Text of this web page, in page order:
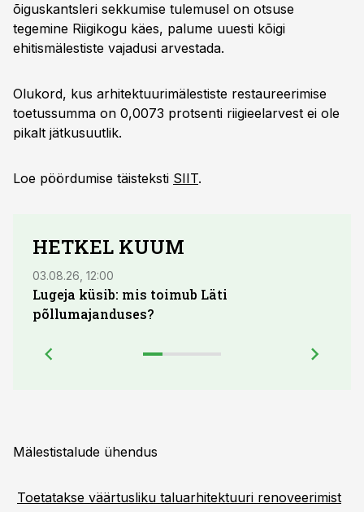
õiguskantsleri sekkumise tulemusel on otsuse
tegemine Riigikogu käes, palume uuesti kõigi
ehitismälestiste vajadusi arvestada.
Olukord, kus arhitektuurimälestiste restaureerimise
toetussumma on 0,0073 protsenti riigieelarvest ei ole
pikalt jätkusuutlik.
Loe pöördumise täisteksti SIIT.
HETKEL KUUM
03.08.26, 12:00
Lugeja küsib: mis toimub Läti
põllumajanduses?
Mälestistalude ühendus
Toetatakse väärtusliku taluarhitektuuri renoveerimist